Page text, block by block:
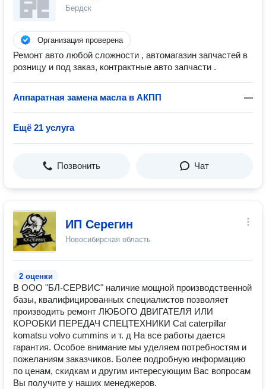
Бердск
Организация проверена
Ремонт авто любой сложности , автомагазин запчастей в
розницу и под заказ, контрактные авто запчасти .
Аппаратная замена масла в АКПП —
Ещё 21 услуга
Позвонить Чат
ИП Серегин
Новосибирская область
2 оценки
В ООО "БЛ-СЕРВИС" наличие мощной производственной
базы, квалифицированных специалистов позволяет
производить ремонт ЛЮБОГО ДВИГАТЕЛЯ ИЛИ
КОРОБКИ ПЕРЕДАЧ СПЕЦТЕХНИКИ Cat caterpillar
komatsu volvo cummins и т. д На все работы дается
гарантия. Особое внимание мы уделяем потребностям и
пожеланиям заказчиков. Более подробную информацию
по ценам, скидкам и другим интересующим Вас вопросам
Вы получите у наших менеджеров.